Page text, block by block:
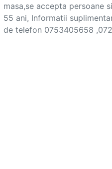
masa,se accepta persoane
55 ani, Informatii